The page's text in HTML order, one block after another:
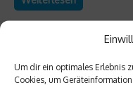
Um dir ein optimales Erlebnis
Cookies, um